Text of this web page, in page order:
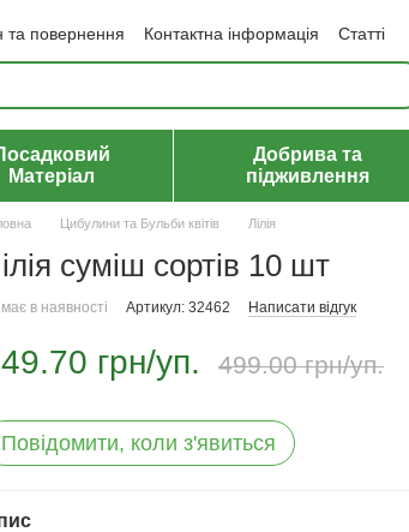
та повернення Контактна інформація
Статті
конфіденційності Договір публічної
Матеріал
Добрива та
підживлення
Цибулини та Бульби квітів Лілія
суміш сортів 10 шт
в наявності Артикул: 32462 Написати відгук
грн/уп. 499.00 грн/уп.
Повідомити, коли з'явиться